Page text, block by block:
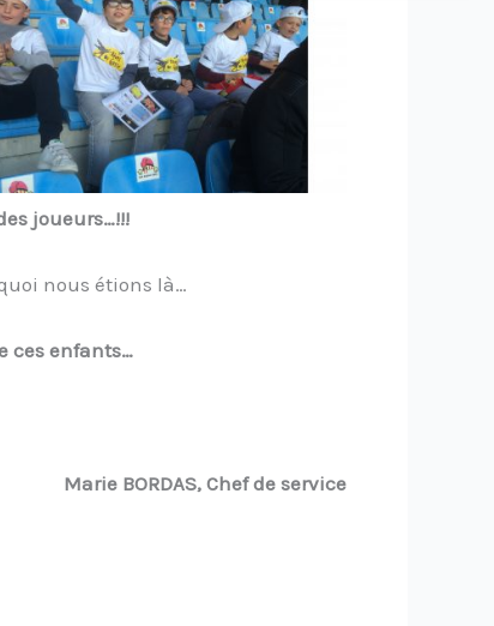
joueurs…!!!
nous étions là…
ces enfants…
Marie BORDAS, Chef de service